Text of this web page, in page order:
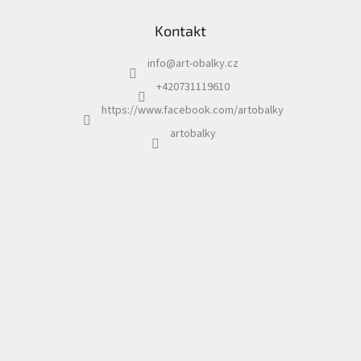
Kontakt
info@art-obalky.cz
+420731119610
https://www.facebook.com/artobalky
artobalky